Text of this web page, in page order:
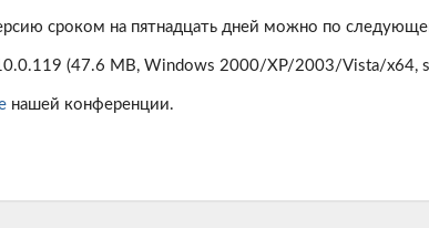
сроком на пятнадцать дней можно по
(47.6 MB, Windows 2000/XP/2003/Vista/x64,
нашей конференции.